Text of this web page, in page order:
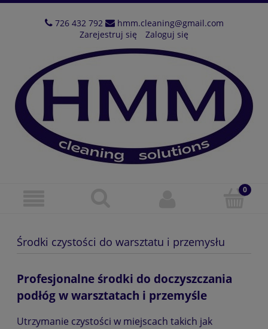
726 432 792
hmm.cleaning@gmail.com
Zarejestruj się
Zaloguj się
Środki czystości do warsztatu i przemysłu
Profesjonalne środki do doczyszczania
podłóg w warsztatach i przemyśle
Utrzymanie czystości w miejscach takich jak